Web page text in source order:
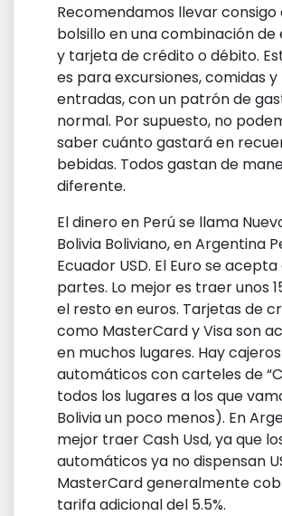
Recomendamos llevar consigo
bolsillo en una combinación
y tarjeta de crédito o débito.
es para excursiones, comidas y
entradas, con un patrón de
normal. Por supuesto, no
saber cuánto gastará en
bebidas. Todos gastan de
diferente.
El dinero en Perú se llama
Bolivia Boliviano, en Argentina
Ecuador USD. El Euro se
partes. Lo mejor es traer unos
el resto en euros. Tarjetas de
como MasterCard y Visa son
en muchos lugares. Hay cajeros
automáticos con carteles de
todos los lugares a los que
Bolivia un poco menos). En
mejor traer Cash Usd, ya que
automáticos ya no dispensan
MasterCard generalmente
tarifa adicional del 5.5%.